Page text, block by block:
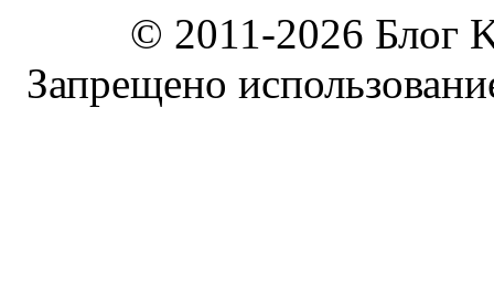
© 2011-2026 Блог
Запрещено